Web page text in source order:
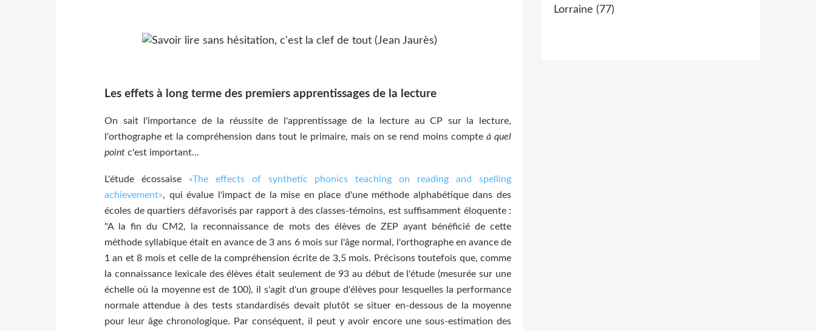
Les effets à long terme des premiers apprentissages de la lecture
On sait l'importance de la réussite de l'apprentissage de la lecture au CP sur la lecture,
l'orthographe et la compréhension dans tout le primaire, mais on se rend moins compte à quel
point c'est important...
L'étude écossaise«The effects of synthetic phonics teaching on reading and spelling
achievement», qui évalue l'impact de la mise en place d'une méthode alphabétique dans des
écoles de quartiers défavorisés par rapport à des classes-témoins, est suffisamment éloquente :
"A la fin du CM2, la reconnaissance de mots des élèves de ZEP ayant bénéficié de cette
méthode syllabique était en avance de 3 ans 6 mois sur l'âge normal, l'orthographe en avance de
1 an et 8 mois et celle de la compréhension écrite de 3,5 mois. Précisons toutefois que, comme
la connaissance lexicale des élèves était seulement de 93 au début de l'étude (mesurée sur une
échelle où la moyenne est de 100), il s'agit d'un groupe d'élèves pour lesquelles la performance
normale attendue à des tests standardisés devait plutôt se situer en-dessous de la moyenne
pour leur âge chronologique. Par conséquent, il peut y avoir encore une sous-estimation des
Lorraine (77)